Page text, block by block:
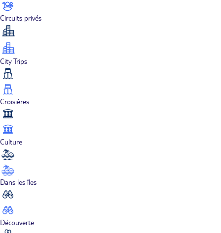
Circuits privés
City Trips
Croisières
Culture
Dans les îles
Découverte